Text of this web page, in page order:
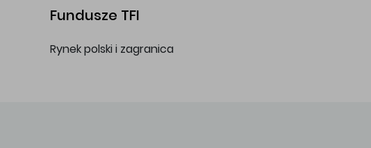
Fundusze TFI
Rynek polski i zagranica